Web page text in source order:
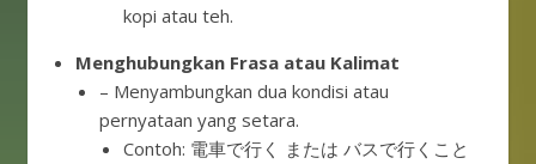
kopi atau teh.
Menghubungkan Frasa atau Kalimat
– Menyambungkan dua kondisi atau
pernyataan yang setara.
Contoh: 電車で行く または バスで行くこと